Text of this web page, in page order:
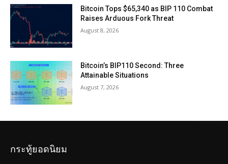
Bitcoin Tops $65,340 as BIP 110 Combat
Raises Arduous Fork Threat
August 8, 2026
Bitcoin’s BIP110 Second: Three
Attainable Situations
August 7, 2026
กระทู้ยอดนิยม